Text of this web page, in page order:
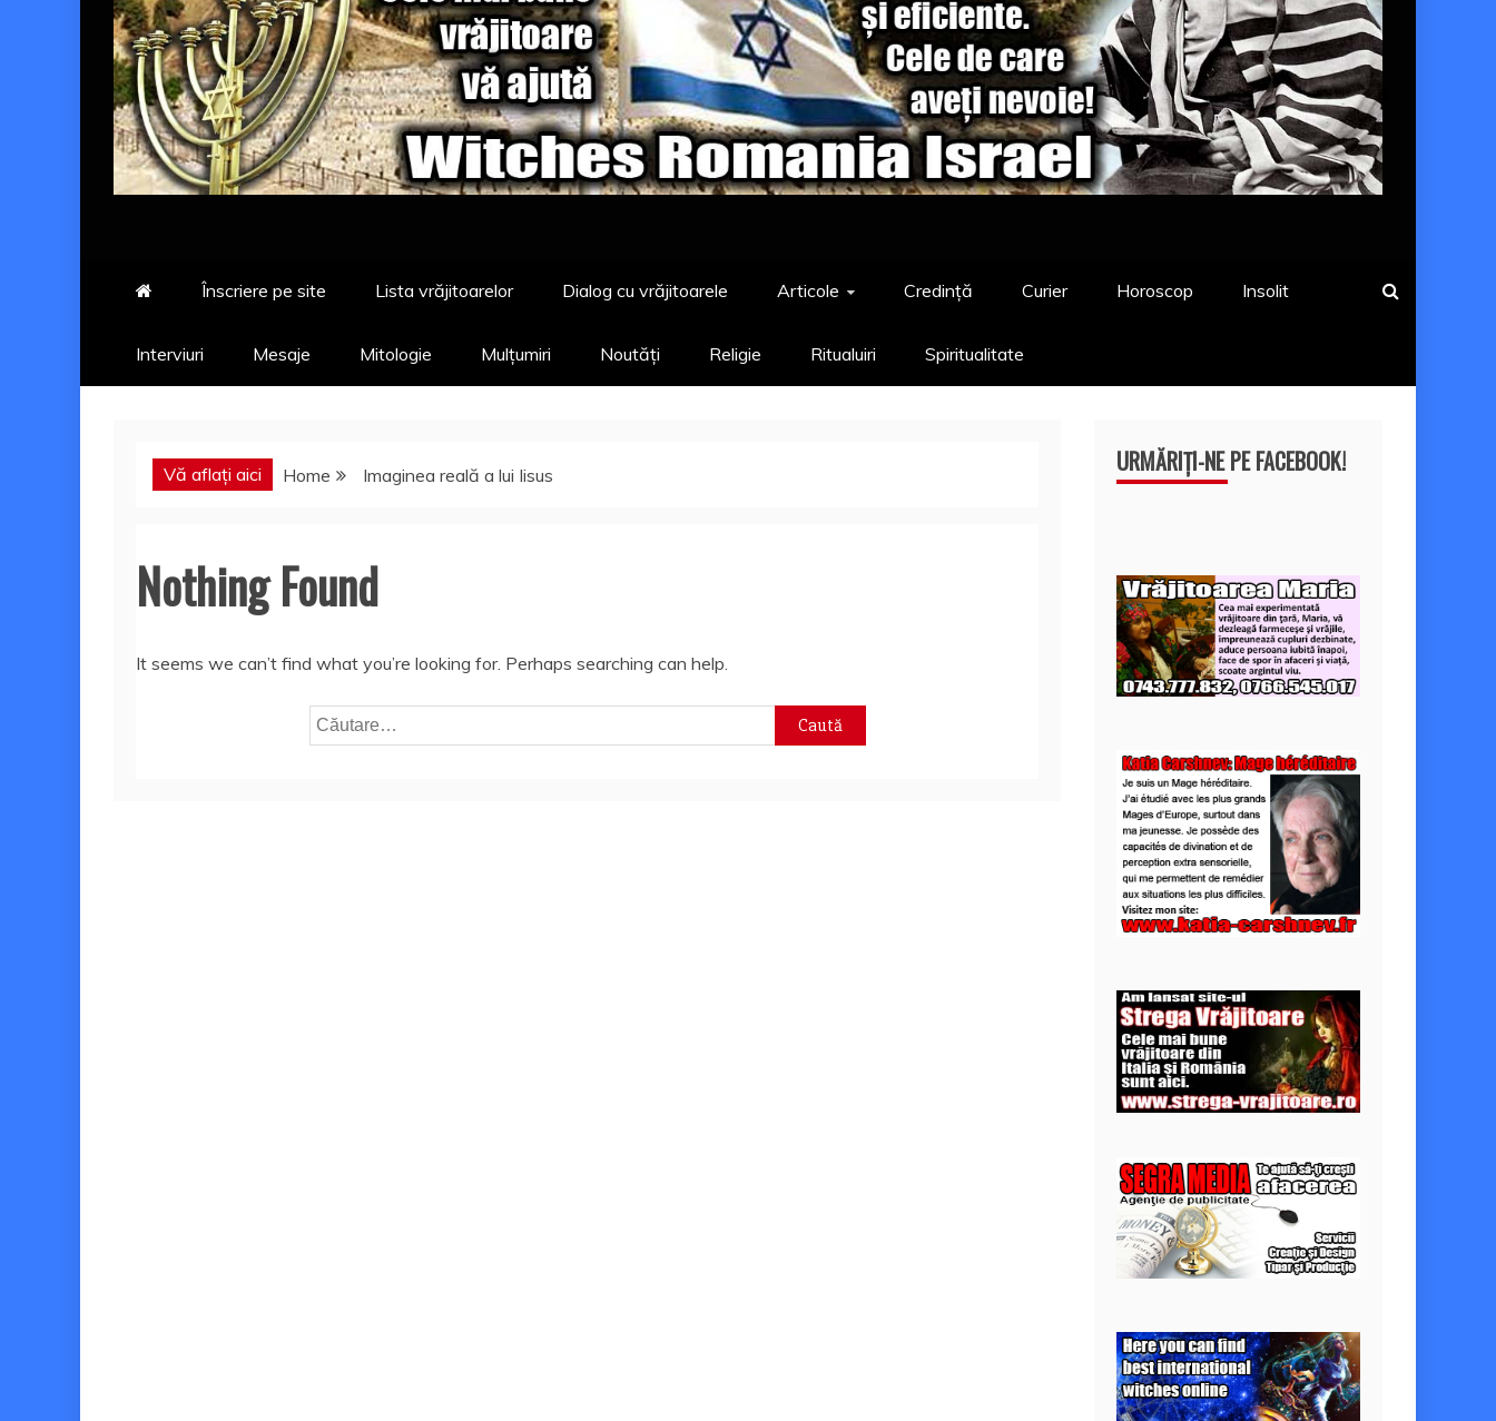
Înscriere pe site Lista vrăjitoarelor Dialog cu vrăjitoarele Articole Credință Curier Horoscop Insolit
Interviuri Mesaje Mitologie Mulțumiri Noutăți Religie Ritualuiri Spiritualitate
Vă aflați aici Home Imaginea reală a lui Iisus
Nothing Found
It seems we can’t find what you’re looking for. Perhaps searching can help.
Caută
după:
URMĂRIȚI-NE PE FACEBOOK!